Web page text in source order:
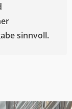
sinnvoll.